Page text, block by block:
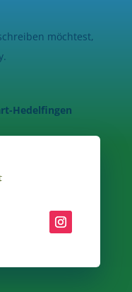
möchtest,
Hedelfingen